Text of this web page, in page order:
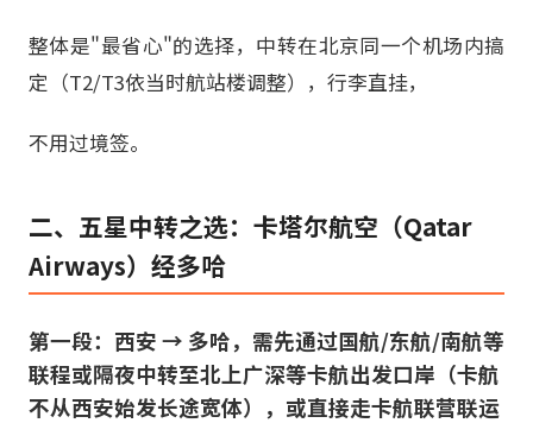
整体是"最省心"的选择，中转在北京同一个机场内搞
定（T2/T3依当时航站楼调整），行李直挂，
不用过境签。
二、五星中转之选：卡塔尔航空（Qatar
Airways）经多哈
第一段：西安 → 多哈，需先通过国航/东航/南航等
联程或隔夜中转至北上广深等卡航出发口岸（卡航
不从西安始发长途宽体），或直接走卡航联营联运